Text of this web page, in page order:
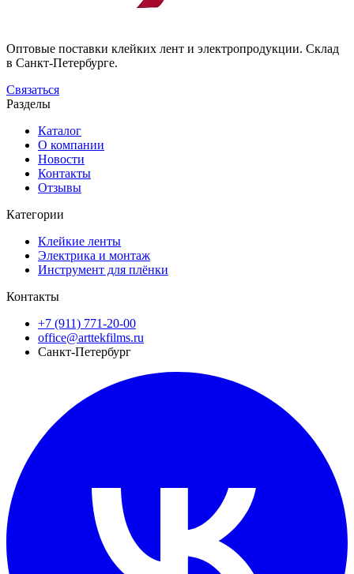
Оптовые поставки клейких лент и электропродукции. Склад
в Санкт-Петербурге.
Связаться
Разделы
Каталог
О компании
Новости
Контакты
Отзывы
Категории
Клейкие ленты
Электрика и монтаж
Инструмент для плёнки
Контакты
+7 (911) 771-20-00
office@arttekfilms.ru
Санкт-Петербург